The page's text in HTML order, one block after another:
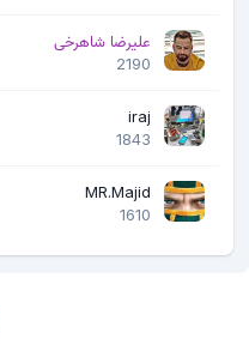
علیرضا شاهرخی
2190
iraj
1843
MR.Majid
1610